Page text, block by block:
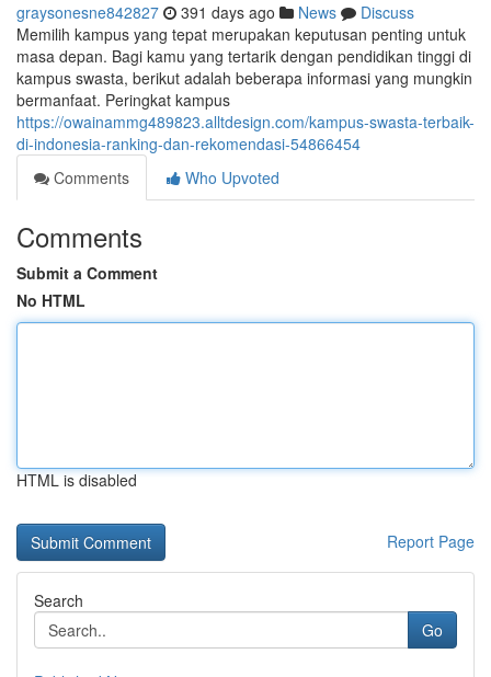
graysonesne842827 391 days ago News
Discuss
Memilih kampus yang tepat merupakan keputusan penting untuk
masa depan. Bagi kamu yang tertarik dengan pendidikan tinggi di
kampus swasta, berikut adalah beberapa informasi yang mungkin
bermanfaat. Peringkat kampus
https://owainammg489823.alltdesign.com/kampus-swasta-terbaik-
di-indonesia-ranking-dan-rekomendasi-54866454
Comments
Who Upvoted
Comments
Submit a Comment
No HTML
HTML is disabled
Report Page
Search
Go